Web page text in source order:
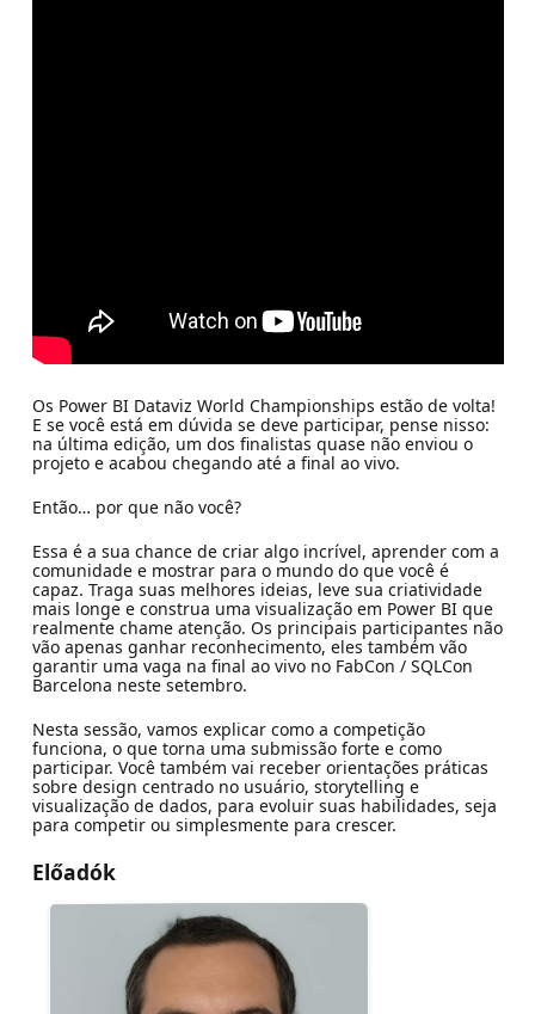
Os Power BI Dataviz World Championships estão de volta!
E se você está em dúvida se deve participar, pense nisso:
na última edição, um dos finalistas quase não enviou o
projeto e acabou chegando até a final ao vivo.
Então… por que não você?
Essa é a sua chance de criar algo incrível, aprender com a
comunidade e mostrar para o mundo do que você é
capaz. Traga suas melhores ideias, leve sua criatividade
mais longe e construa uma visualização em Power BI que
realmente chame atenção. Os principais participantes não
vão apenas ganhar reconhecimento, eles também vão
garantir uma vaga na final ao vivo no FabCon / SQLCon
Barcelona neste setembro.
Nesta sessão, vamos explicar como a competição
funciona, o que torna uma submissão forte e como
participar. Você também vai receber orientações práticas
sobre design centrado no usuário, storytelling e
visualização de dados, para evoluir suas habilidades, seja
para competir ou simplesmente para crescer.
Előadók